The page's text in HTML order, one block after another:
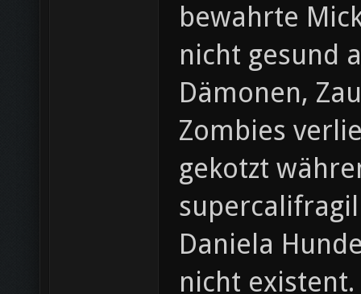
bewahrte
nicht gesund
Dämonen,
Zombies
gekotzt
Daniela
nicht